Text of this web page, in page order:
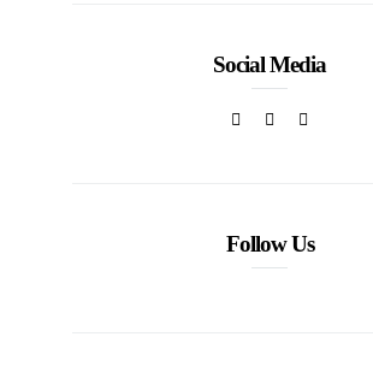
Social Media
Follow Us